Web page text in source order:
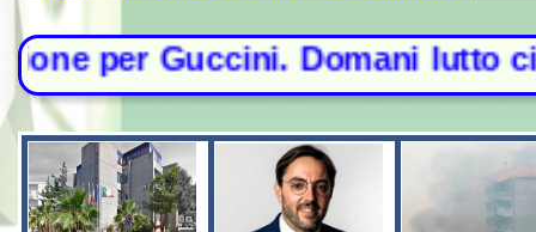
Domani lutto